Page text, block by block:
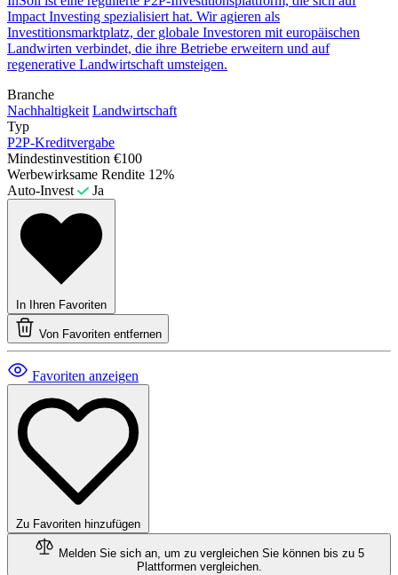
Impact Investing spezialisiert hat. Wir agieren als
Investitionsmarktplatz, der globale Investoren mit europäischen
Landwirten verbindet, die ihre Betriebe erweitern und auf
regenerative Landwirtschaft umsteigen.
Branche
Nachhaltigkeit Landwirtschaft
Typ
P2P-Kreditvergabe
Mindestinvestition €100
Werbewirksame Rendite 12%
Auto-Invest
Ja
In Ihren Favoriten
Von Favoriten entfernen
Favoriten anzeigen
Zu Favoriten hinzufügen
Melden Sie sich an, um zu vergleichen Sie können bis zu 5
Plattformen vergleichen.